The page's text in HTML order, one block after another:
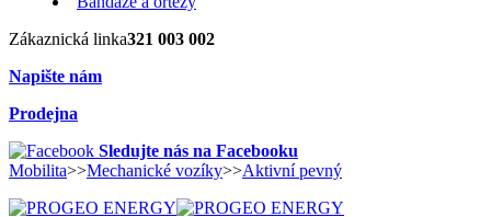
Zákaznická linka321 003 002
Napište nám
Prodejna
Sledujte nás na Facebooku
Mobilita>>Mechanické vozíky>>Aktivní pevný